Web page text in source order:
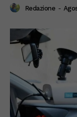
Redazione -